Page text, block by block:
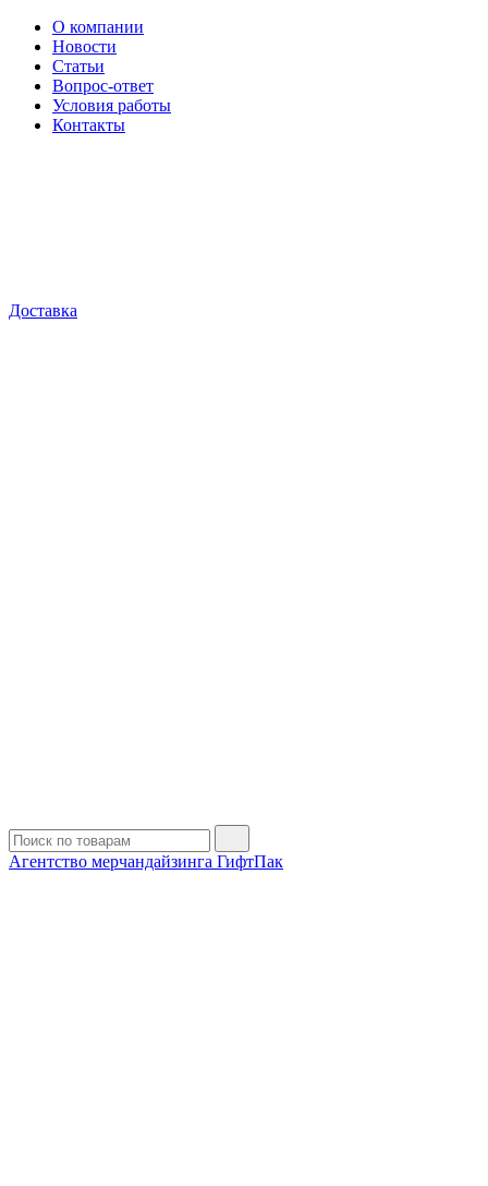
О компании
Новости
Статьи
Вопрос-ответ
Условия работы
Контакты
Доставка
Агентство мерчандайзинга ГифтПак